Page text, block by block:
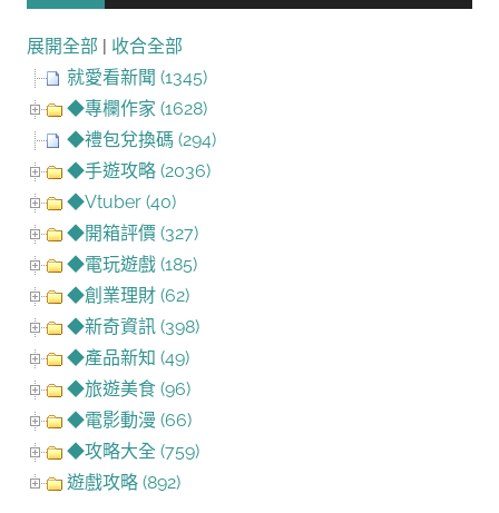
展開全部 | 收合全部
就愛看新聞 (1345)
◆專欄作家 (1628)
◆禮包兌換碼 (294)
◆手遊攻略 (2036)
◆Vtuber (40)
◆開箱評價 (327)
◆電玩遊戲 (185)
◆創業理財 (62)
◆新奇資訊 (398)
◆產品新知 (49)
◆旅遊美食 (96)
◆電影動漫 (66)
◆攻略大全 (759)
遊戲攻略 (892)